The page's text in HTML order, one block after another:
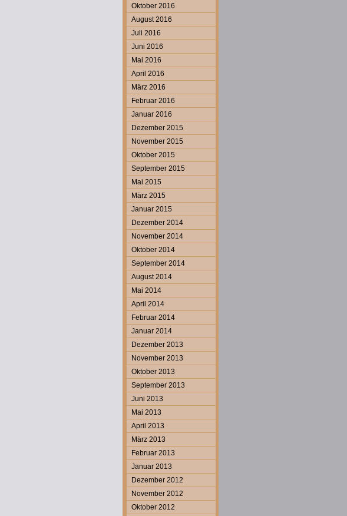
Oktober 2016
August 2016
Juli 2016
Juni 2016
Mai 2016
April 2016
März 2016
Februar 2016
Januar 2016
Dezember 2015
November 2015
Oktober 2015
September 2015
Mai 2015
März 2015
Januar 2015
Dezember 2014
November 2014
Oktober 2014
September 2014
August 2014
Mai 2014
April 2014
Februar 2014
Januar 2014
Dezember 2013
November 2013
Oktober 2013
September 2013
Juni 2013
Mai 2013
April 2013
März 2013
Februar 2013
Januar 2013
Dezember 2012
November 2012
Oktober 2012